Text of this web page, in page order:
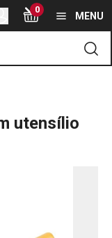
utensílio DELÍCIA
0
MENU
utensílio